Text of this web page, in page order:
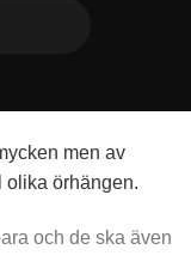
men av
olika örhängen.
och de ska även